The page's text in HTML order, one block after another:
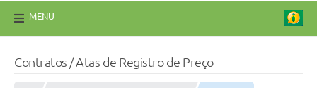
MENU
Contratos / Atas de Registro de Preço